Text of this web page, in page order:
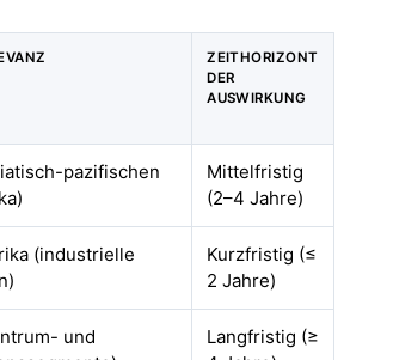
ZEITHORIZONT
DER
AUSWIRKUNG
pazifischen
Mittelfristig
(2–4 Jahre)
(industrielle
Kurzfristig (≤
2 Jahre)
und
Langfristig (≥